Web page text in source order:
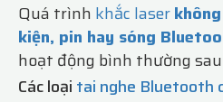
Quá trình khắc laser
kiện, pin hay sóng
hoạt động bình thường
Các loại tai nghe Bluetooth